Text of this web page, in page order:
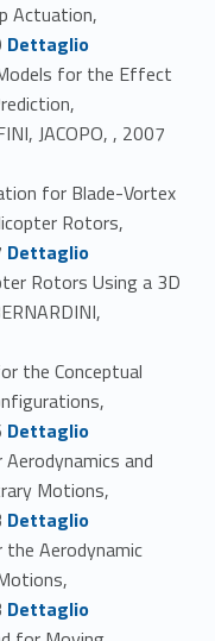
Actuation,
Link identifier #identifier_person_143847-64
Dettaglio
for the Effect
JACOPO, , 2007
for Blade-Vortex
Rotors,
Link identifier #identifier_person_86822-66
Dettaglio
Rotors Using a 3D
the Conceptual
Link identifier #identifier_person_124850-68
Dettaglio
and
Motions,
Link identifier #identifier_person_128358-69
Dettaglio
Aerodynamic
Link identifier #identifier_person_132756-70
Dettaglio